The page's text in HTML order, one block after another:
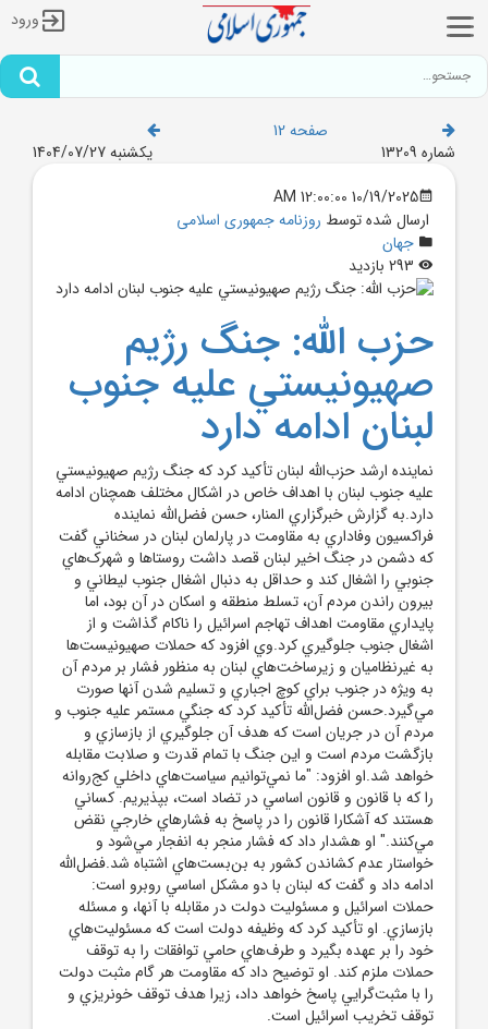
ورود
صفحه 12
شماره 13209
یکشنبه 1404/07/27
10/19/2025 12:00:00 AM
ارسال شده توسط روزنامه جمهوری اسلامی
جهان
حزب الله: جنگ رژيم
صهيونيستي عليه جنوب
لبنان ادامه دارد
نماينده ارشد حزب‌الله لبنان تأکيد کرد که جنگ رژيم صهيونيستي
عليه جنوب لبنان با اهداف خاص در اشکال مختلف همچنان ادامه
دارد.به گزارش خبرگزاري المنار، حسن فضل‌الله نماينده
فراکسيون وفاداري به مقاومت در پارلمان لبنان در سخناني گفت
که دشمن در جنگ اخير لبنان قصد داشت روستاها و شهرک‌هاي
جنوبي را اشغال کند و حداقل به دنبال اشغال جنوب ليطاني و
بيرون راندن مردم آن، تسلط منطقه و اسکان در آن بود، اما
پايداري مقاومت اهداف تهاجم اسرائيل را ناکام گذاشت و از
اشغال جنوب جلوگيري کرد.وي افزود که حملات صهيونيست‌ها
به غيرنظاميان و زيرساخت‌هاي لبنان به منظور فشار بر مردم آن
به ويژه در جنوب براي کوچ اجباري و تسليم شدن آنها صورت
مي‌گيرد.حسن فضل‌الله تأکيد کرد که جنگي مستمر عليه جنوب و
مردم آن در جريان است که هدف آن جلوگيري از بازسازي و
بازگشت مردم است و اين جنگ با تمام قدرت و صلابت مقابله
خواهد شد.او افزود: "ما نمي‌توانيم سياست‌هاي داخلي کج‌روانه
را که با قانون و قانون اساسي در تضاد است، بپذيريم. کساني
هستند که آشکارا قانون را در پاسخ به فشارهاي خارجي نقض
مي‌کنند." او هشدار داد که فشار منجر به انفجار مي‌شود و
خواستار عدم کشاندن کشور به بن‌بست‌هاي اشتباه شد.فضل‌الله
ادامه داد و گفت که لبنان با دو مشکل اساسي روبرو است:
حملات اسرائيل و مسئوليت دولت در مقابله با آنها، و مسئله
بازسازي. او تأکيد کرد که وظيفه دولت است که مسئوليت‌هاي
خود را بر عهده بگيرد و طرف‌هاي حامي توافقات را به توقف
حملات ملزم کند. او توضيح داد که مقاومت هر گام مثبت دولت
را با مثبت‌گرايي پاسخ خواهد داد، زيرا هدف توقف خونريزي و
توقف تخريب اسرائيل است.